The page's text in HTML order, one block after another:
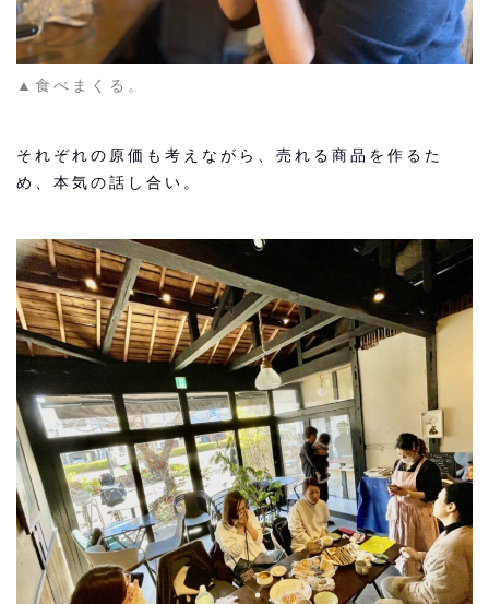
▲食べまくる。
それぞれの原価も考えながら、売れる商品を作るた
め、本気の話し合い。